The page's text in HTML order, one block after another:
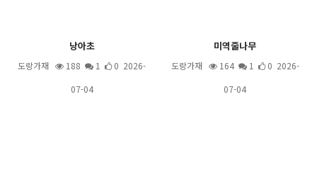
낭아초
도랑가재 188 1
0 2026-
07-04
미역줄나무
도랑가재 164 1
0 2026-
07-04